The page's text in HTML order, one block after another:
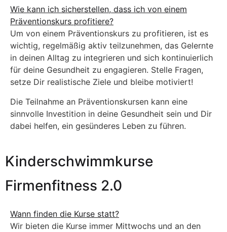
Wie kann ich sicherstellen, dass ich von einem
Präventionskurs profitiere?
Um von einem Präventionskurs zu profitieren, ist es
wichtig, regelmäßig aktiv teilzunehmen, das Gelernte
in deinen Alltag zu integrieren und sich kontinuierlich
für deine Gesundheit zu engagieren. Stelle Fragen,
setze Dir realistische Ziele und bleibe motiviert!
Die Teilnahme an Präventionskursen kann eine
sinnvolle Investition in deine Gesundheit sein und Dir
dabei helfen, ein gesünderes Leben zu führen.
Kinderschwimmkurse
Firmenfitness 2.0
Wann finden die Kurse statt?
Wir bieten die Kurse immer Mittwochs und an den